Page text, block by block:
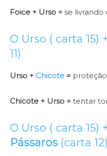
Foice + Urso = se
O Urso ( carta 15)
11)
Urso + Chicote =
Chicote + Urso = tentar
O Urso ( carta 15)
Pássaros (carta 12)